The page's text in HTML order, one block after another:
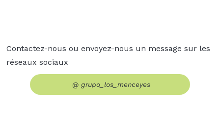
Contactez-nous ou envoyez-nous un message sur les
réseaux sociaux
@ grupo_los_menceyes